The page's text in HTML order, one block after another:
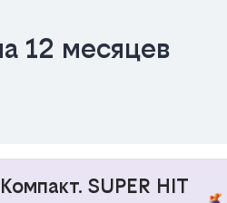
12 месяцев
SUPER HIT